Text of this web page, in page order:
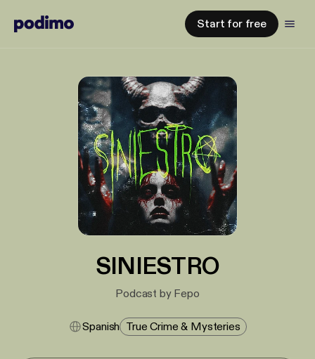
Start for free
SINIESTRO
Podcast by Fepo
Spanish True Crime & Mysteries